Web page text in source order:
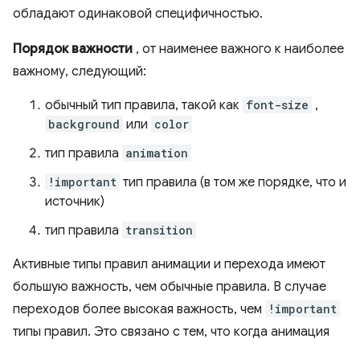
обладают одинаковой специфичностью.
Порядок важности , от наименее важного к наиболее
важному, следующий:
обычный тип правила, такой как font-size ,
background или color
тип правила animation
!important тип правила (в том же порядке, что и
источник)
тип правила transition
Активные типы правил анимации и перехода имеют
большую важность, чем обычные правила. В случае
переходов более высокая важность, чем
!important
типы правил. Это связано с тем, что когда анимация